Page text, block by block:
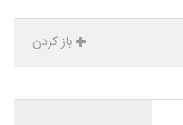
باز کردن